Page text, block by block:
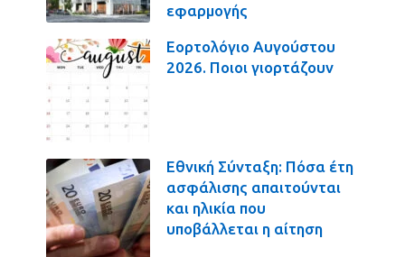
εφαρμογής
Εορτολόγιο Αυγούστου
2026. Ποιοι γιορτάζουν
Εθνική Σύνταξη: Πόσα έτη
ασφάλισης απαιτούνται
και ηλικία που
υποβάλλεται η αίτηση